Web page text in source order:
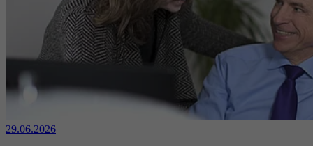
29.06.2026